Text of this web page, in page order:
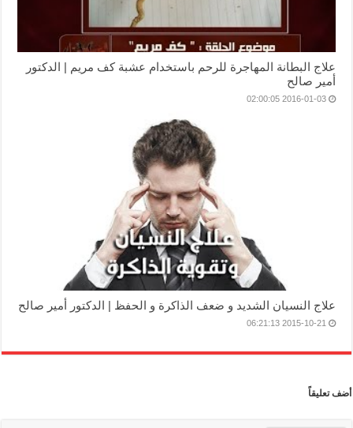
علاج البطانة المهاجرة للرحم باستخدام عشبة كف مريم | الدكتور
أمير صالح
2016-01-03 02:00:05
علاج النسيان الشديد و ضعف الذاكرة و الحفظ | الدكتور أمير صالح
2015-10-21 06:21:13
أضف تعليقاً